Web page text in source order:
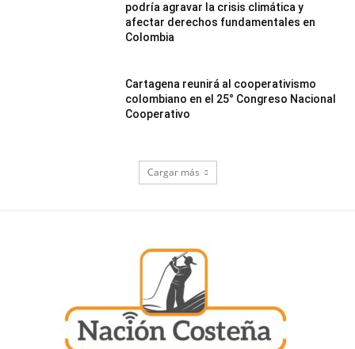
podría agravar la crisis climática y
afectar derechos fundamentales en
Colombia
Cartagena reunirá al cooperativismo
colombiano en el 25° Congreso Nacional
Cooperativo
Cargar más